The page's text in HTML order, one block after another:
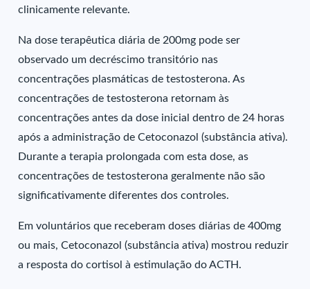
clinicamente relevante.
Na dose terapêutica diária de 200mg pode ser
observado um decréscimo transitório nas
concentrações plasmáticas de testosterona. As
concentrações de testosterona retornam às
concentrações antes da dose inicial dentro de 24 horas
após a administração de Cetoconazol (substância ativa).
Durante a terapia prolongada com esta dose, as
concentrações de testosterona geralmente não são
significativamente diferentes dos controles.
Em voluntários que receberam doses diárias de 400mg
ou mais, Cetoconazol (substância ativa) mostrou reduzir
a resposta do cortisol à estimulação do ACTH.